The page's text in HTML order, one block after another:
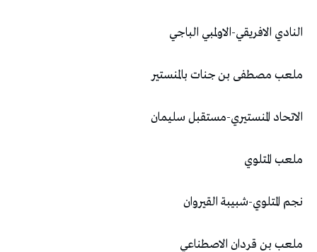
النادي الافريقي-الاولمبي الباجي
ملعب مصطفى بن جنات بالمنستير
الاتحاد المنستيري-مستقبل سليمان
ملعب المتلوي
نجم المتلوي-شبيبة القيروان
ملعب بن قردان الاصطناعي